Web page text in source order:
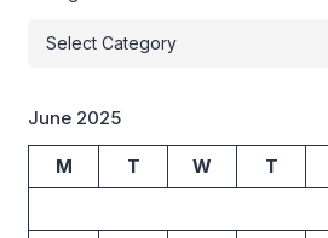
June 2025
M T W T